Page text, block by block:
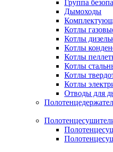
Группа
Дымоходы
Котлы
Котлы
Котлы
Котлы
Котлы
Котлы
Котлы
Отводы для